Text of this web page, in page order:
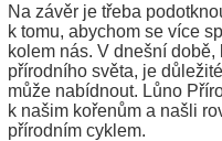
Na závěr je třeba
k tomu, abychom se více
kolem nás. V dnešní
přírodního světa, je
může nabídnout. Lůno
k našim kořenům a našli
přírodním cyklem.